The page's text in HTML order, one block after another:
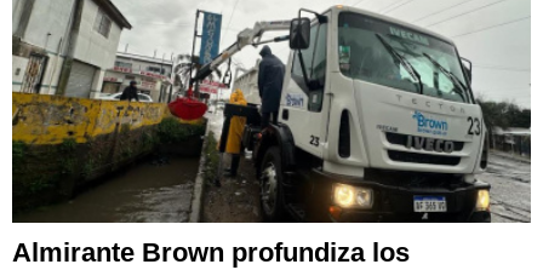
Almirante Brown profundiza los